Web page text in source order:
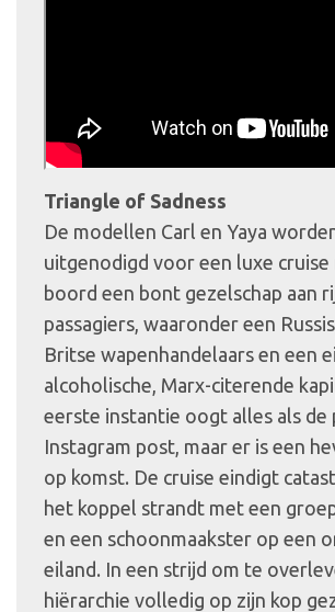
Triangle of Sadness
De modellen Carl en Yaya
uitgenodigd voor een luxe cruise
boord een bont gezelschap aan
passagiers, waaronder een
Britse wapenhandelaars en een
alcoholische, Marx-citerende
eerste instantie oogt alles als de
Instagram post, maar er is een
op komst. De cruise eindigt
het koppel strandt met een
en een schoonmaakster op een
eiland. In een strijd om te
hiërarchie volledig op zijn kop